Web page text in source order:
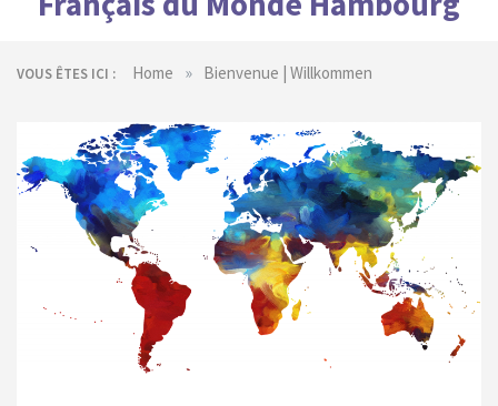
VOUS ÊTES ICI : Home » Bienvenue | Willkommen